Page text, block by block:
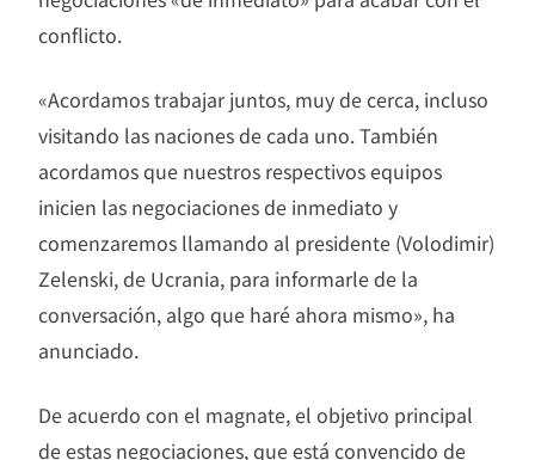
conflicto.
«Acordamos trabajar juntos, muy de cerca, incluso
visitando las naciones de cada uno. También
acordamos que nuestros respectivos equipos
inicien las negociaciones de inmediato y
comenzaremos llamando al presidente (Volodimir)
Zelenski, de Ucrania, para informarle de la
conversación, algo que haré ahora mismo», ha
anunciado.
De acuerdo con el magnate, el objetivo principal
de estas negociaciones, que está convencido de